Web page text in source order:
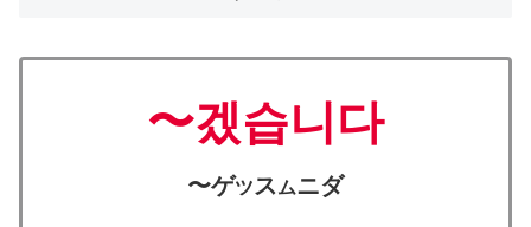
〜겠습니다
〜ゲツスムニダ